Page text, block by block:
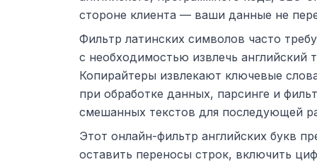
стороне клиента — ваши данные не
Фильтр латинских символов часто
с необходимостью извлечь
Копирайтеры извлекают ключевые
при обработке данных, парсинге и
смешанных текстов для последующей
Этот онлайн-фильтр английских букв
оставить переносы строк, включить